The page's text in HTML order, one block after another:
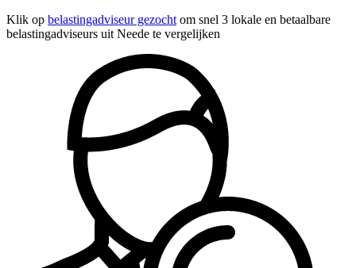
Klik op belastingadviseur gezocht om snel 3 lokale en betaalbare
belastingadviseurs uit Neede te vergelijken